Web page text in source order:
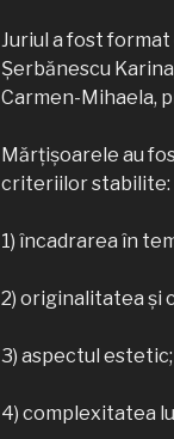
Juriul a fost format
Șerbănescu
Carmen-Mihaela,
Mărțișoarele au
criteriilor stabilite:
1) încadrarea în
2) originalitatea și
3) aspectul estetic;
4) complexitatea